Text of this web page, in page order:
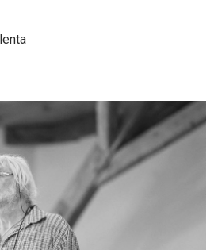
pro zřizovatele